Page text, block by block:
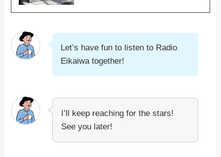
Let’s have fun to listen to Radio
Eikaiwa together!
I’ll keep reaching for the stars!
See you later!